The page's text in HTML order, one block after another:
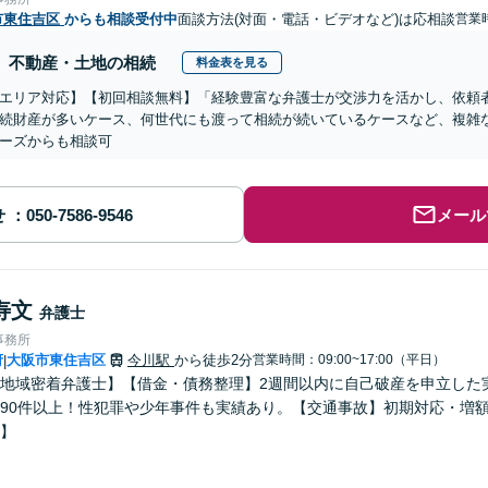
東住吉区 からも相談受付中面談方法(対面・電話・ビデオなど)は応相談営業
不動産・土地の相続 料金表を見る
リア対応】【初回相談無料】「経験豊富な弁護士が交渉力を活かし、依
財産が多いケース、何世代にも渡って相続が続いているケースなど、複
ズからも相談可
メー
文 弁護士
務所
|大阪市東住吉区 今川駅 から徒歩2分営業時間：09:00~17:00（平日）
域密着弁護士】【借金・債務整理】2週間以内に自己破産を申立し
件以上！性犯罪や少年事件も実績あり。【交通事故】初期対応・増